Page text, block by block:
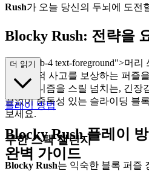
Rush가 오늘 당신의 두뇌에 도전
Blocky Rush: 전략을
class="mb-4 text-foreground">머
로 전략적 사고를 보상하는 퍼즐
즐 메커니즘을 스릴 넘치는, 긴
끝없이 중독성 있는 슬라이딩 블
보세요.
무한 스택 챌린지
Blocky Rush는 익숙한 블록 퍼즐
더 읽기
플레이 방법
Blocky Rush 플레이
완벽 가이드